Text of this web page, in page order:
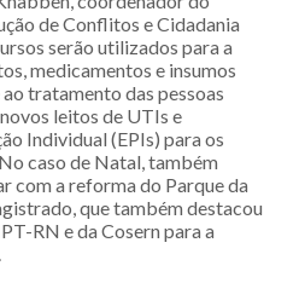
de Conflitos e Cidadania
serão utilizados para a
medicamentos e insumos
tratamento das pessoas
leitos de UTIs e
Individual (EPIs) para os
caso de Natal, também
com a reforma do Parque da
que também destacou
RN e da Cosern para a